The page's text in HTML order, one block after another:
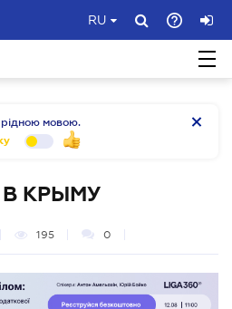
RU
рідною мовою.
КРЫМУ
195 0